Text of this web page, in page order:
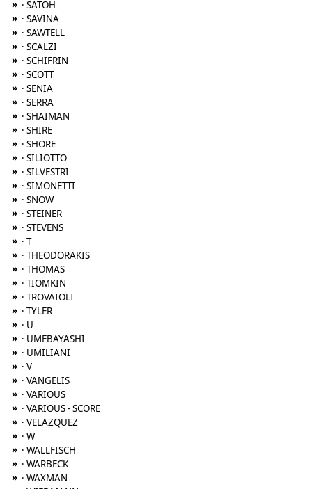
» · SATOH
» · SAVINA
» · SAWTELL
» · SCALZI
» · SCHIFRIN
» · SCOTT
» · SENIA
» · SERRA
» · SHAIMAN
» · SHIRE
» · SHORE
» · SILIOTTO
» · SILVESTRI
» · SIMONETTI
» · SNOW
» · STEINER
» · STEVENS
» · T
» · THEODORAKIS
» · THOMAS
» · TIOMKIN
» · TROVAIOLI
» · TYLER
» · U
» · UMEBAYASHI
» · UMILIANI
» · V
» · VANGELIS
» · VARIOUS
» · VARIOUS - SCORE
» · VELAZQUEZ
» · W
» · WALLFISCH
» · WARBECK
» · WAXMAN